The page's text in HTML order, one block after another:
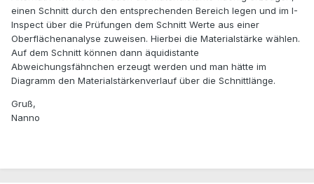
einen Schnitt durch den entsprechenden Bereich legen und im I-
Inspect über die Prüfungen dem Schnitt Werte aus einer
Oberflächenanalyse zuweisen. Hierbei die Materialstärke wählen.
Auf dem Schnitt können dann äquidistante
Abweichungsfähnchen erzeugt werden und man hätte im
Diagramm den Materialstärkenverlauf über die Schnittlänge.
Gruß,
Nanno